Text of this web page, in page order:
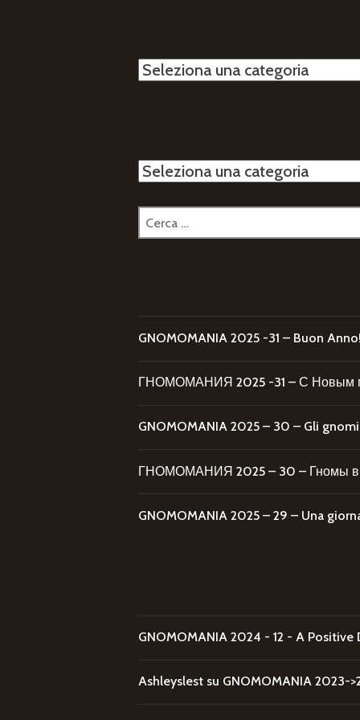
Categorie
Categorie
Ricerca
per:
GNOMOMANIA 2025 -31 – Buon Anno!
ГНОМОМАНИЯ 2025 -31 – С Новым
GNOMOMANIA 2025 – 30 – Gli
ГНОМОМАНИЯ 2025 – 30 – Гномы в
GNOMOMANIA 2025 – 29 – Una
GNOMOMANIA 2024 - 12 - A Positive
Ashleyslest su GNOMOMANIA 2023-